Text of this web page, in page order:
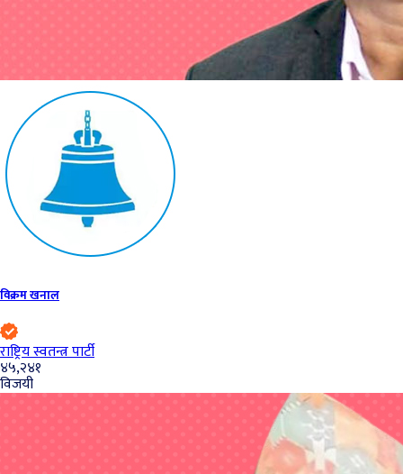
विक्रम खनाल
राष्ट्रिय स्वतन्त्र पार्टी
४५,२४१
विजयी